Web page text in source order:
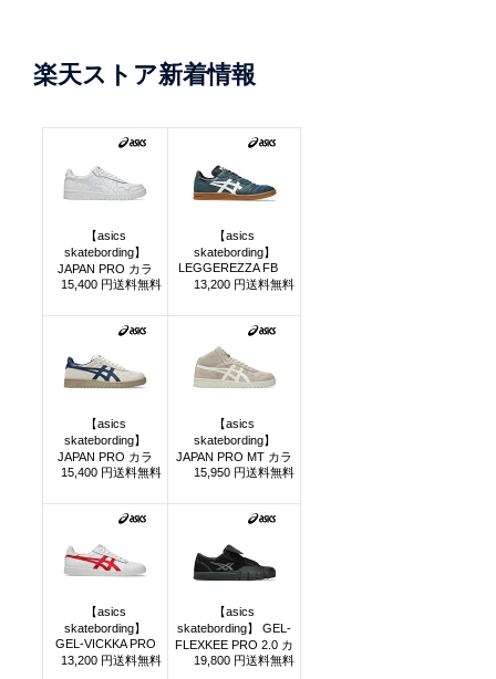
楽天ストア新着情報